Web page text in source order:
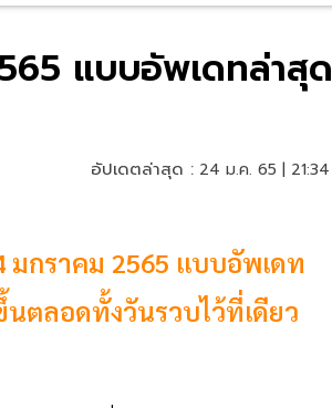
แบบอัพเดทล่าสุด
อัปเดตล่าสุด : 24 ม.ค. 65 |
กราคม 2565 แบบอัพเดท
ตลอดทั้งวันรวบไว้ที่เดียว